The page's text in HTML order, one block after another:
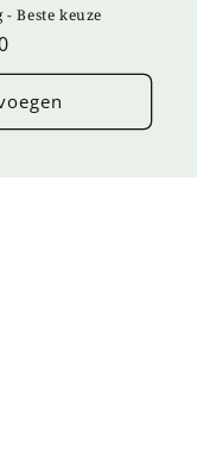
Beste keuze